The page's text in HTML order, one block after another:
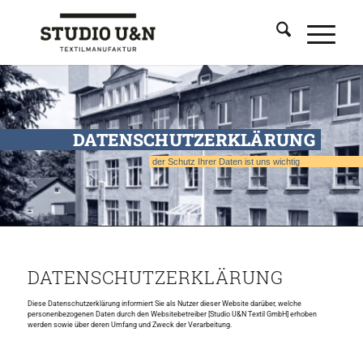
der Schutz Ihrer Daten ist uns wichtig
DATENSCHUTZERKLÄRUNG
DATENSCHUTZERKLÄRUNG
Diese Datenschutzerklärung informiert Sie als Nutzer dieser Website darüber, welche
personenbezogenen Daten durch den Websitebetreiber [Studio U&N Textil GmbH] erhoben
werden sowie über deren Umfang und Zweck der Verarbeitung.